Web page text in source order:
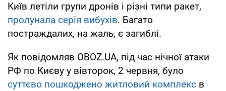
Київ летіли групи дронів і різні типи ракет,
пролунала серія вибухів. Багато
постраждалих, на жаль, є загиблі.
Як повідомляв OBOZ.UA, під час нічної атаки
РФ по Києву у вівторок, 2 червня, було
суттєво пошкоджено житловий комплекс в